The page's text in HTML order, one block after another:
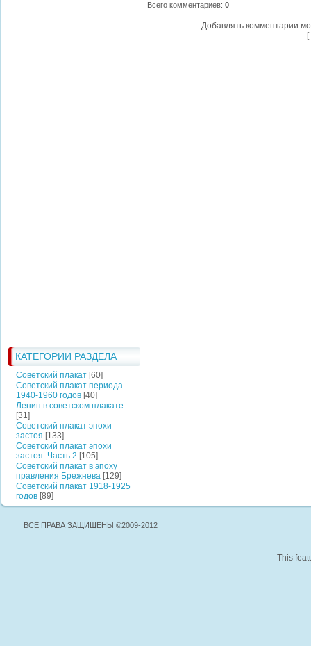
КАТЕГОРИИ РАЗДЕЛА
Советский плакат [60]
Советский плакат периода
1940-1960 годов [40]
Ленин в советском плакате
[31]
Советский плакат эпохи
застоя [133]
Советский плакат эпохи
застоя. Часть 2 [105]
Советский плакат в эпоху
правления Брежнева [129]
Советский плакат 1918-1925
годов [89]
Всего комментариев: 0
Добавлять комментарии
[
ВСЕ ПРАВА ЗАЩИЩЕНЫ ©2009-2012
This